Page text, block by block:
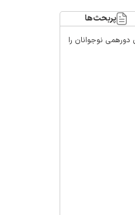
ماست/ مردم
دهن تفرقه افکنان بزنند
پربحث‌ها
دورهمی نوجوانان را